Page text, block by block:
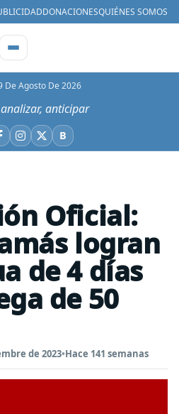
DONACIONESQUIÉNES SOMOS
De Agosto De 2026
anticipar
Instagram
X BBluesky
Oficial:
logran
de 4 días
de 50
de 2023•Hace 141 semanas